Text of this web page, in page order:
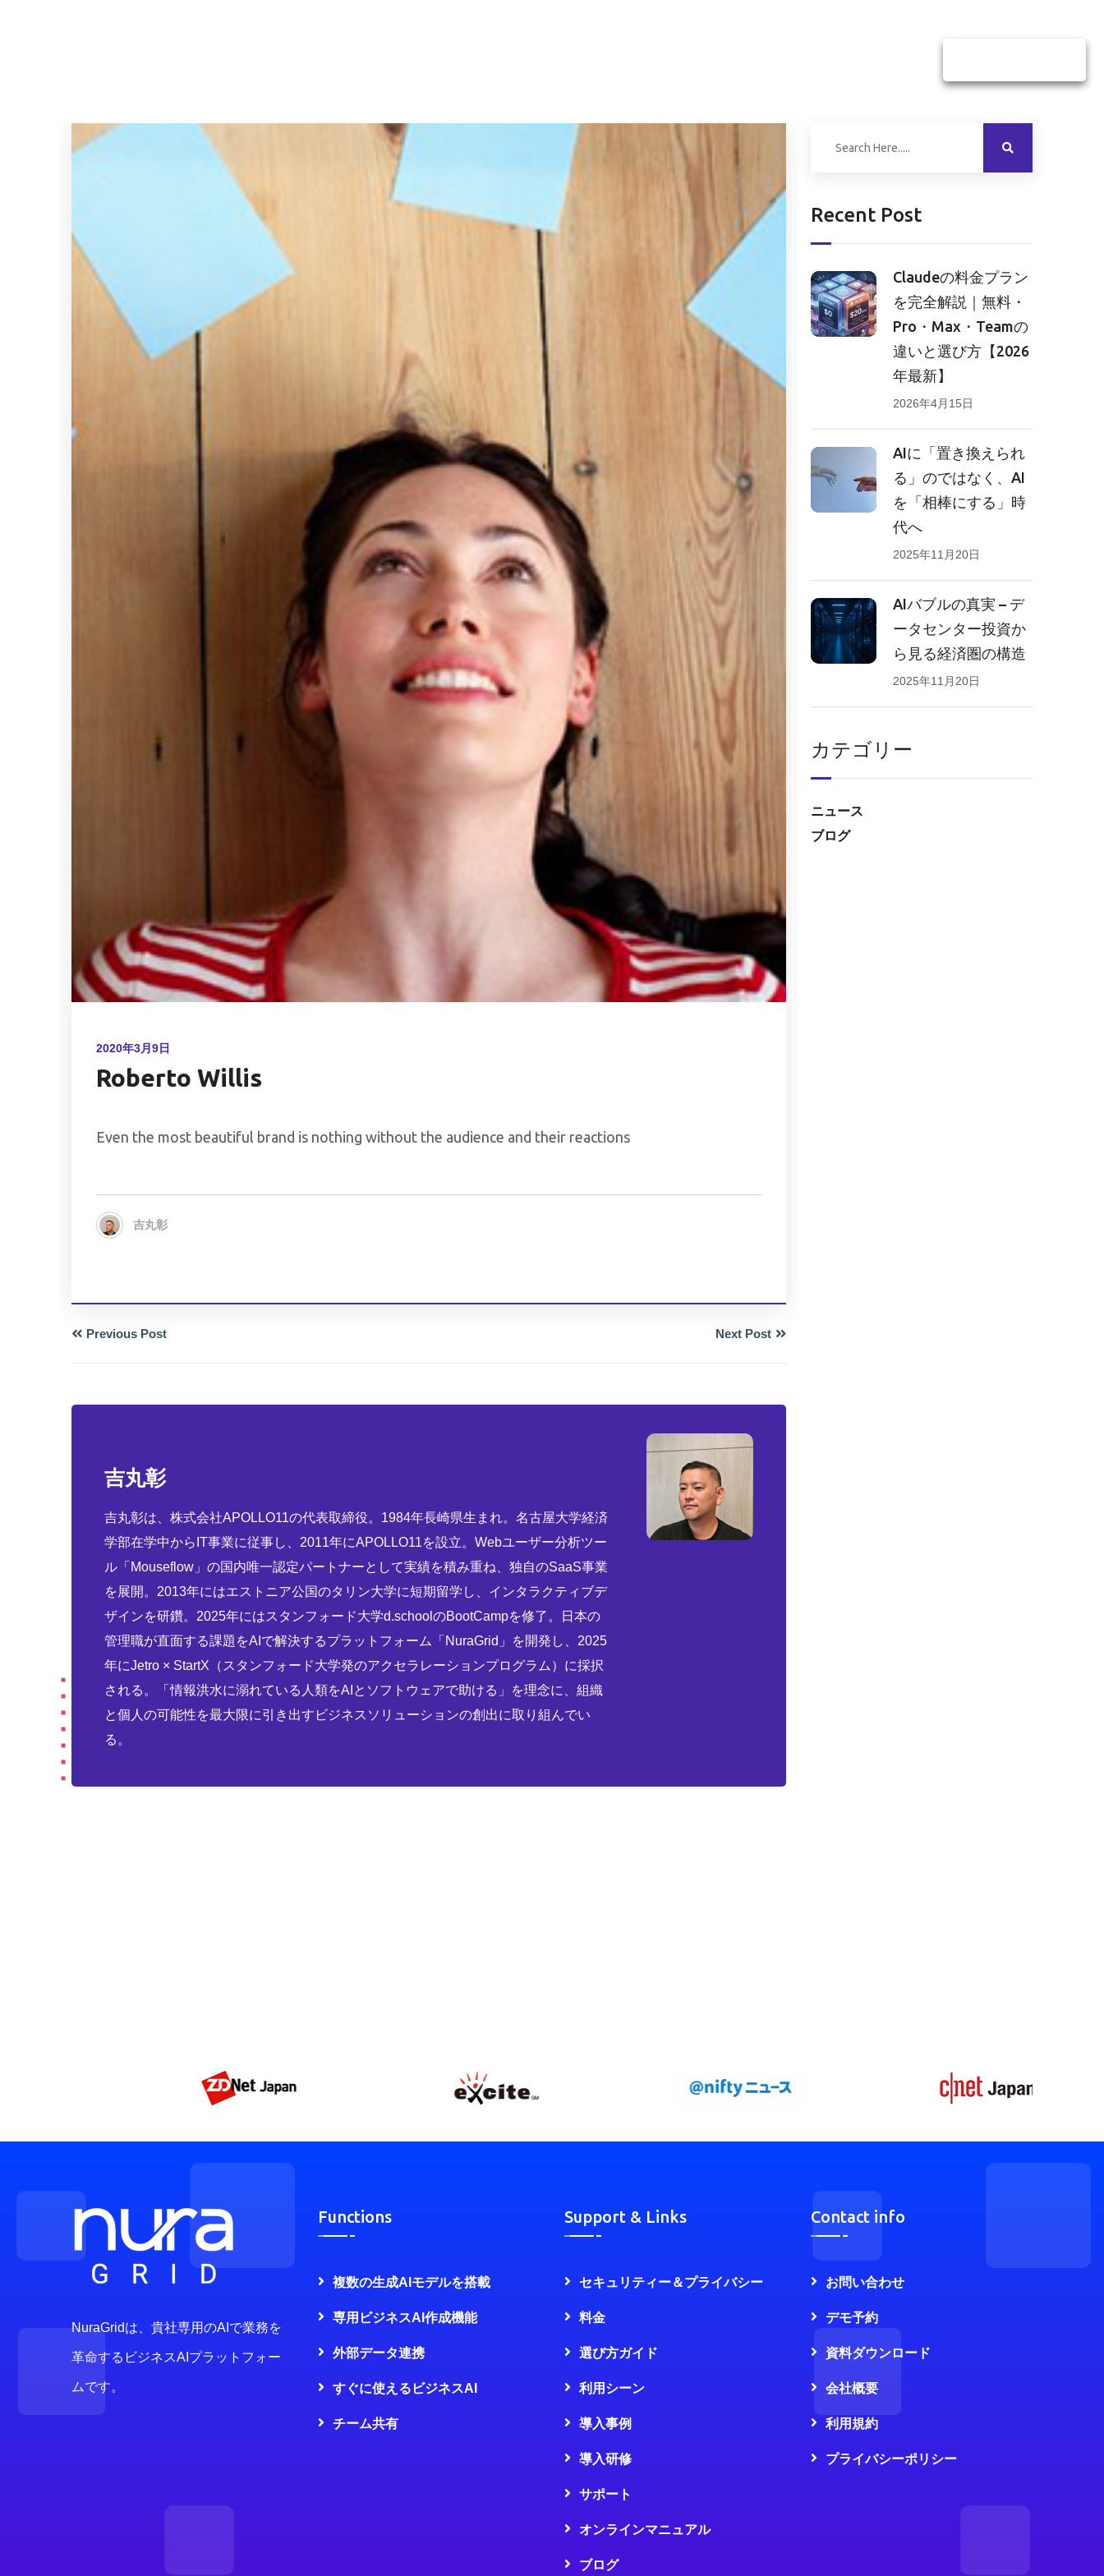
2020年3月9日
Roberto Willis
Even the most beautiful brand is nothing without the audience and their reactions
吉丸彰
Previous Post Next Post
吉丸彰
吉丸彰は、株式会社APOLLO11の代表取締役。1984年長崎県生まれ。名古屋大学経済
学部在学中からIT事業に従事し、2011年にAPOLLO11を設立。Webユーザー分析ツー
ル「Mouseflow」の国内唯一認定パートナーとして実績を積み重ね、独自のSaaS事業
を展開。2013年にはエストニア公国のタリン大学に短期留学し、インタラクティブデ
ザインを研鑽。2025年にはスタンフォード大学d.schoolのBootCampを修了。日本の
管理職が直面する課題をAIで解決するプラットフォーム「NuraGrid」を開発し、2025
年にJetro × StartX（スタンフォード大学発のアクセラレーションプログラム）に採択
される。「情報洪水に溺れている人類をAIとソフトウェアで助ける」を理念に、組織
と個人の可能性を最大限に引き出すビジネスソリューションの創出に取り組んでい
る。
Recent Post
Claudeの料金プラン
を完全解説｜無料・
Pro・Max・Teamの
違いと選び方【2026
年最新】
2026年4月15日
AIに「置き換えられ
る」のではなく、AI
を「相棒にする」時
代へ
2025年11月20日
AIバブルの真実 – デ
ータセンター投資か
ら見る経済圏の構造
2025年11月20日
カテゴリー
ニュース
ブログ
NuraGridは、貴社専用のAIで業務を
革命するビジネスAIプラットフォー
ムです。
Functions
複数の生成AIモデルを搭載
専用ビジネスAI作成機能
外部データ連携
すぐに使えるビジネスAI
チーム共有
Support & Links
セキュリティー＆プライバシー
料金
選び方ガイド
利用シーン
導入事例
導入研修
サポート
オンラインマニュアル
ブログ
Contact info
お問い合わせ
デモ予約
資料ダウンロード
会社概要
利用規約
プライバシーポリシー